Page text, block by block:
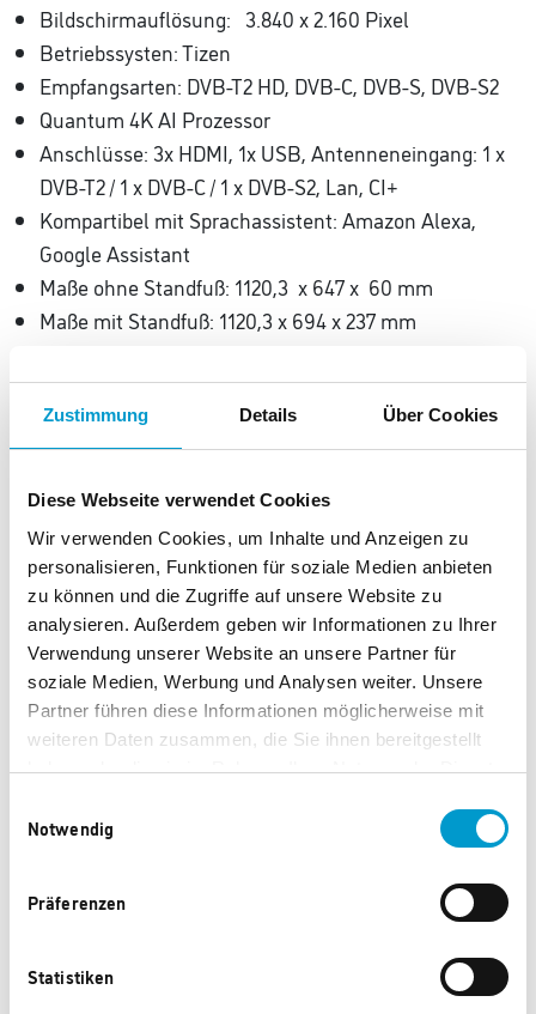
Zustimmung Details Über Cookies
Diese Webseite verwendet Cookies
Wir verwenden Cookies, um Inhalte und Anzeigen zu
personalisieren, Funktionen für soziale Medien anbieten
zu können und die Zugriffe auf unsere Website zu
analysieren. Außerdem geben wir Informationen zu Ihrer
Verwendung unserer Website an unsere Partner für
soziale Medien, Werbung und Analysen weiter. Unsere
Partner führen diese Informationen möglicherweise mit
weiteren Daten zusammen, die Sie ihnen bereitgestellt
haben oder die sie im Rahmen Ihrer Nutzung der Dienste
Notwendig
Präferenzen
Statistiken
Bildschirmauflösung: 3.840 x 2.160 Pixel
Betriebssysten: Tizen
Empfangsarten: DVB-T2 HD, DVB-C, DVB-S, DVB-S2
Quantum 4K AI Prozessor
Anschlüsse: 3x HDMI, 1x USB, Antenneneingang: 1 x
DVB-T2 / 1 x DVB-C / 1 x DVB-S2, Lan, CI+
Kompartibel mit Sprachassistent: Amazon Alexa,
Google Assistant
Maße ohne Standfuß: 1120,3 x 647 x 60 mm
Maße mit Standfuß: 1120,3 x 694 x 237 mm
Gewicht mit Standfuß: 9,9 kg
Diese Produkte könnten Ihnen auch
gefallen.